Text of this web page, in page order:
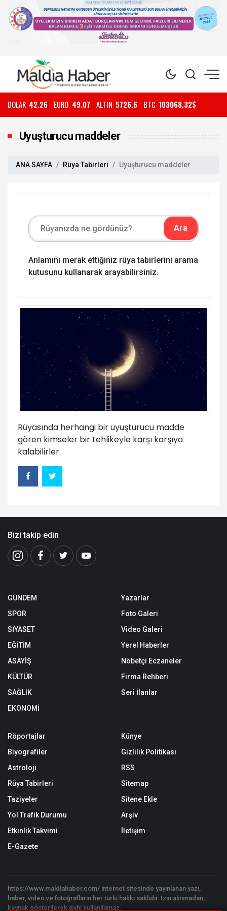
DOLAR 42.26 EURO 49.07 ALTIN 5726.6 BTC 103068.32$
Uyuşturucu maddeler
ANA SAYFA Rüya Tabirleri Uyuşturucu maddeler
Anlamını merak ettiğiniz rüya tabirlerini arama
kutusunu kullanarak arayabilirsiniz.
Rüyasında herhangi bir uyuşturucu madde
gören kimseler bir tehlikeyle karşı karşıya
kalabilirler.
Bizi takip edin
GÜNDEM
SPOR
SİYASET
EĞİTİM
ASAYİŞ
KÜLTÜR
SAĞLIK
EKONOMİ
Yazarlar
Foto Galeri
Video Galeri
Yerel Haberler
Nöbetçi Eczaneler
Firma Rehberi
Seri İlanlar
Röportajlar
Biyografiler
Astroloji
Rüya Tabirleri
Taziyeler
Yol Trafik Durumu
Etkinlik Takvimi
E-Gazete
Künye
Gizlilik Politikası
RSS
Sitemap
Sitene Ekle
Arşiv
İletişim
https://www.maldiahaber.com/ internet sitesinde yayınlanan yazı,
haber, video ve fotoğrafların her türlü hakkı saklıdır. İzin alınmadan,
kaynak gösterilerek dahi kullanılamaz.